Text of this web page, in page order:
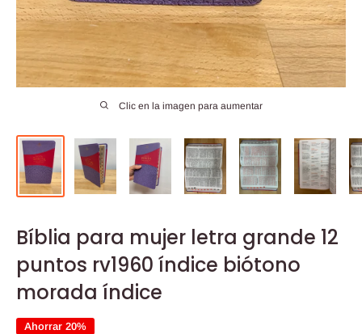
Clic en la imagen para aumentar
Bíblia para mujer letra grande 12
puntos rv1960 índice biótono
morada índice
Ahorrar 20%